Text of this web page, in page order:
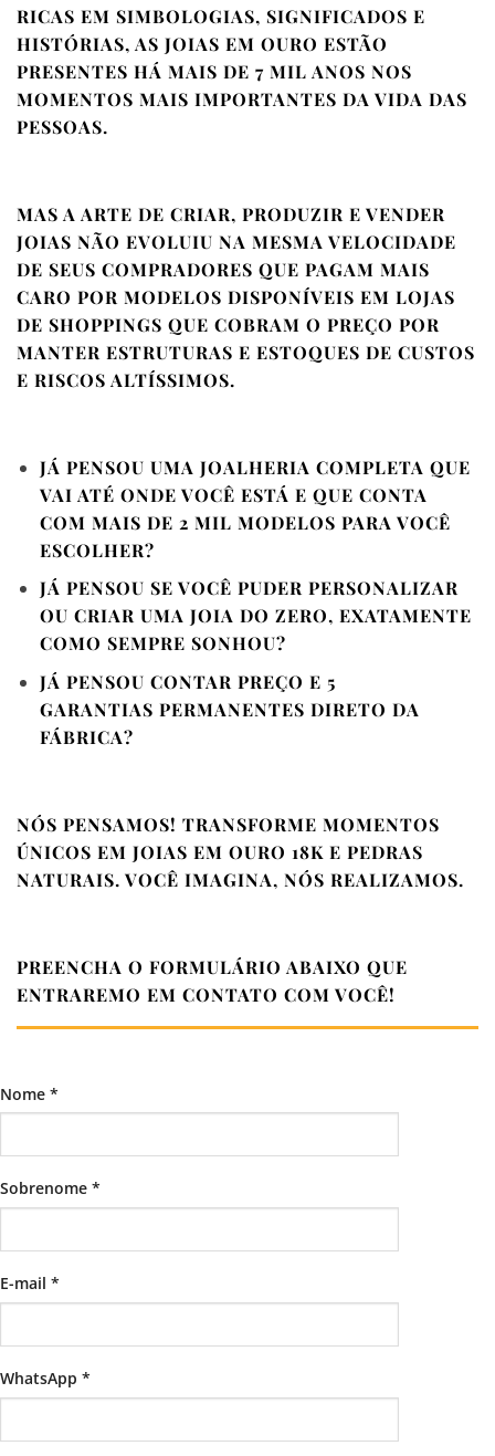
RICAS EM SIMBOLOGIAS, SIGNIFICADOS E
HISTÓRIAS, AS JOIAS EM OURO ESTÃO
PRESENTES HÁ MAIS DE 7 MIL ANOS NOS
MOMENTOS MAIS IMPORTANTES DA VIDA DAS
PESSOAS.
MAS A ARTE DE CRIAR, PRODUZIR E VENDER
JOIAS NÃO EVOLUIU NA MESMA VELOCIDADE
DE SEUS COMPRADORES QUE PAGAM MAIS
CARO POR MODELOS DISPONÍVEIS EM LOJAS
DE SHOPPINGS QUE COBRAM O PREÇO POR
MANTER ESTRUTURAS E ESTOQUES DE CUSTOS
E RISCOS ALTÍSSIMOS.
JÁ PENSOU UMA JOALHERIA COMPLETA QUE
VAI ATÉ ONDE VOCÊ ESTÁ E QUE CONTA
COM MAIS DE 2 MIL MODELOS PARA VOCÊ
ESCOLHER?
JÁ PENSOU SE VOCÊ PUDER PERSONALIZAR
OU CRIAR UMA JOIA DO ZERO, EXATAMENTE
COMO SEMPRE SONHOU?
JÁ PENSOU CONTAR PREÇO E 5
GARANTIAS PERMANENTES DIRETO DA
FÁBRICA?
NÓS PENSAMOS! TRANSFORME MOMENTOS
ÚNICOS EM JOIAS EM OURO 18K E PEDRAS
NATURAIS. VOCÊ IMAGINA, NÓS REALIZAMOS.
PREENCHA O FORMULÁRIO ABAIXO QUE
ENTRAREMO EM CONTATO COM VOCÊ!
Nome *
Sobrenome *
E-mail *
WhatsApp *